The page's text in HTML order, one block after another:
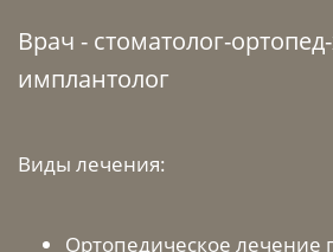
Врач - стоматолог-
имплантолог
Виды лечения:
Ортопедическое лечение